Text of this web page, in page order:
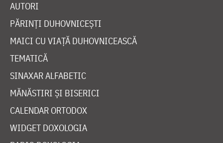
AUTORI
PĂRINȚI DUHOVNICEȘTI
MAICI CU VIAȚĂ DUHOVNICEASCĂ
TEMATICĂ
SINAXAR ALFABETIC
MĂNĂSTIRI ȘI BISERICI
CALENDAR ORTODOX
WIDGET DOXOLOGIA